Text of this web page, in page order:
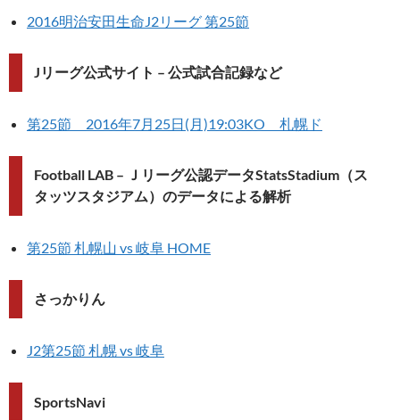
2016明治安田生命J2リーグ 第25節
Jリーグ公式サイト – 公式試合記録など
第25節 2016年7月25日(月)19:03KO 札幌ド
Football LAB – Ｊリーグ公認データStatsStadium（ス
タッツスタジアム）のデータによる解析
第25節 札幌山 vs 岐阜 HOME
さっかりん
J2第25節 札幌 vs 岐阜
SportsNavi